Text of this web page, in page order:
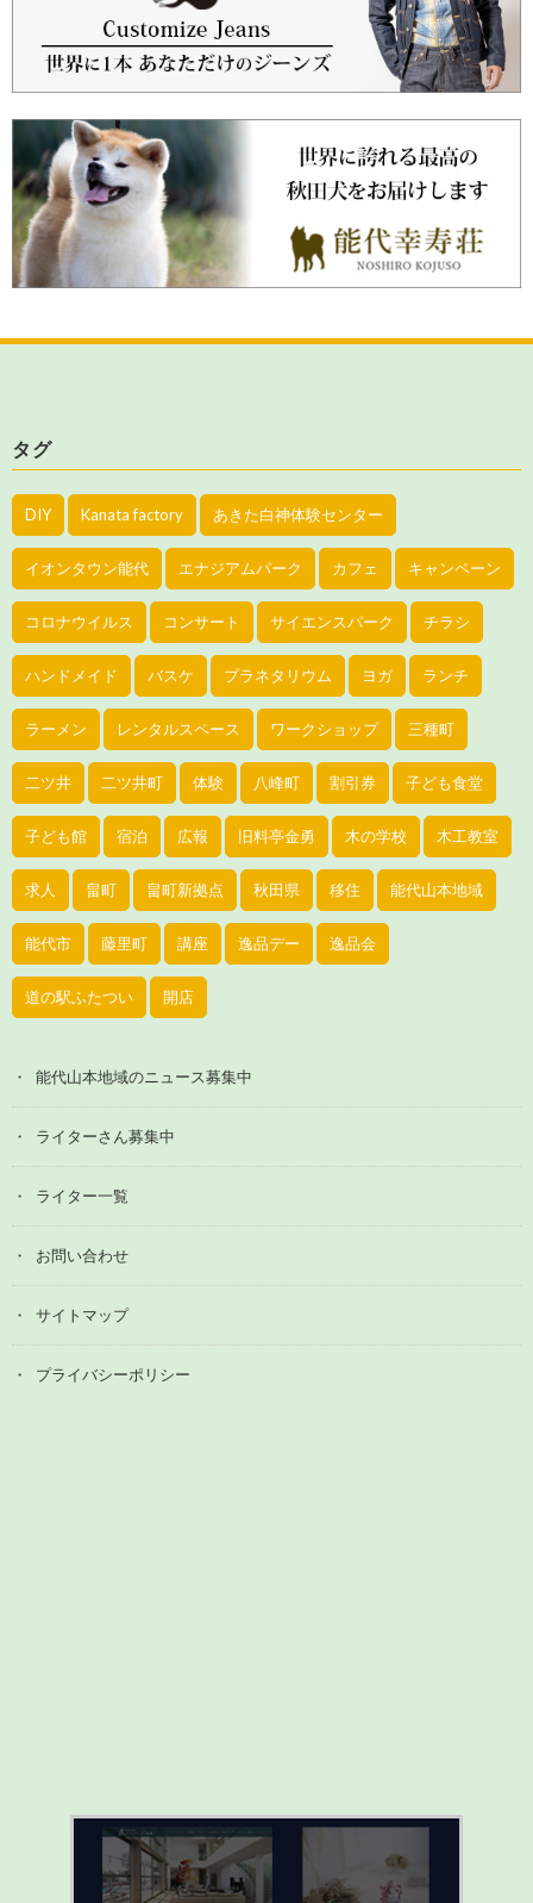
タグ
DIY Kanata factory あきた白神体験センター
イオンタウン能代 エナジアムパーク カフェ キャンペーン
コロナウイルス コンサート サイエンスパーク チラシ
ハンドメイド バスケ プラネタリウム ヨガ ランチ
ラーメン レンタルスペース ワークショップ 三種町
二ツ井 二ツ井町 体験 八峰町 割引券 子ども食堂
子ども館 宿泊 広報 旧料亭金勇 木の学校 木工教室
求人 畠町 畠町新拠点 秋田県 移住 能代山本地域
能代市 藤里町 講座 逸品デー 逸品会
道の駅ふたつい 開店
能代山本地域のニュース募集中
ライターさん募集中
ライター一覧
お問い合わせ
サイトマップ
プライバシーポリシー